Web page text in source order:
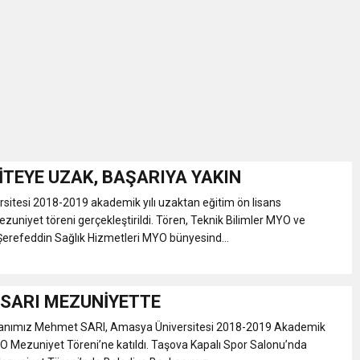
“Amasya’nın Gururları: Dereceye Giren Öğrenciler İçin Anlamlı
Festivali
listesi
UZAK, BAŞARIYA YAKIN
2018-2019 akademik yılı uzaktan eğitim ön lisans
töreni gerçekleştirildi. Tören, Teknik Bilimler MYO ve
Sağlık Hizmetleri MYO bünyesind...
MEZUNİYETTE
Mehmet SARI, Amasya Üniversitesi 2018-2019 Akademik
Mezuniyet Töreni’ne katıldı. Taşova Kapalı Spor Salonu’nda